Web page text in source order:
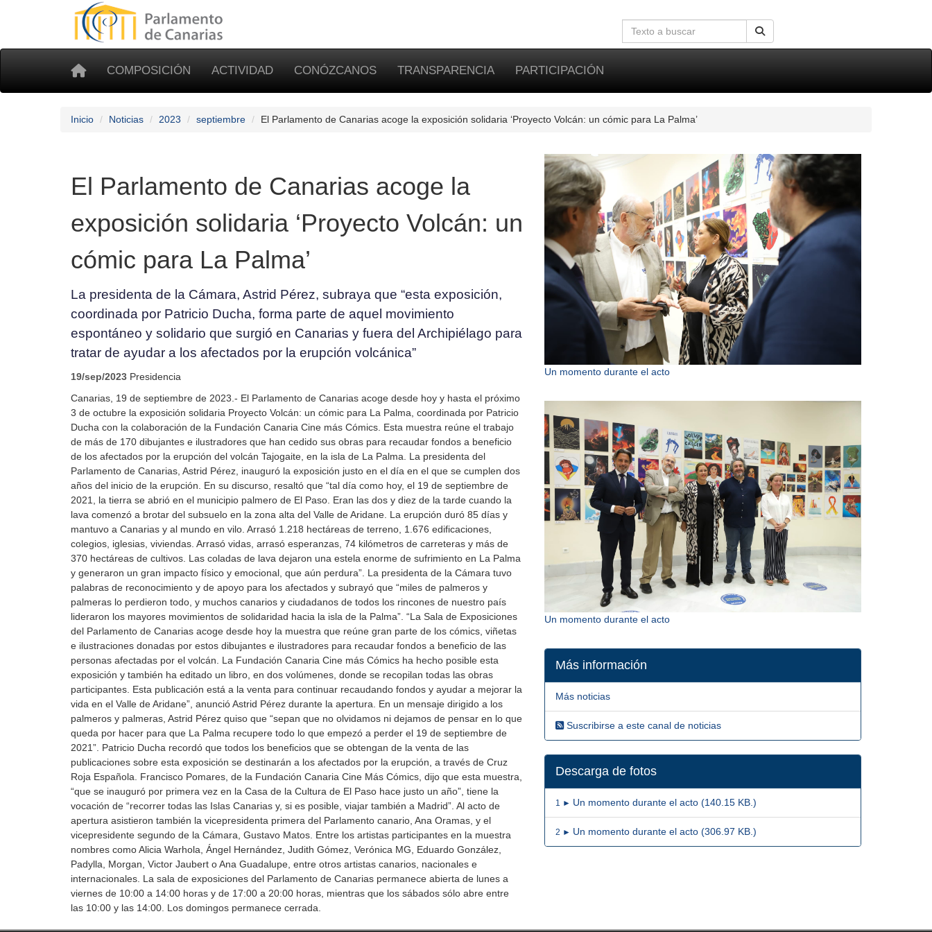
COMPOSICIÓN ACTIVIDAD CONÓZCANOS TRANSPARENCIA PARTICIPACIÓN
Inicio Noticias 2023 septiembre El Parlamento de Canarias acoge la exposición solidaria ‘Proyecto Volcán: un cómic para La Palma’
El Parlamento de Canarias acoge la
exposición solidaria ‘Proyecto Volcán: un
cómic para La Palma’
La presidenta de la Cámara, Astrid Pérez, subraya que “esta exposición,
coordinada por Patricio Ducha, forma parte de aquel movimiento
espontáneo y solidario que surgió en Canarias y fuera del Archipiélago para
tratar de ayudar a los afectados por la erupción volcánica”
19/sep/2023 Presidencia
Canarias, 19 de septiembre de 2023.- El Parlamento de Canarias acoge desde hoy y hasta el próximo
3 de octubre la exposición solidaria Proyecto Volcán: un cómic para La Palma, coordinada por Patricio
Ducha con la colaboración de la Fundación Canaria Cine más Cómics. Esta muestra reúne el trabajo
de más de 170 dibujantes e ilustradores que han cedido sus obras para recaudar fondos a beneficio
de los afectados por la erupción del volcán Tajogaite, en la isla de La Palma. La presidenta del
Parlamento de Canarias, Astrid Pérez, inauguró la exposición justo en el día en el que se cumplen dos
años del inicio de la erupción. En su discurso, resaltó que “tal día como hoy, el 19 de septiembre de
2021, la tierra se abrió en el municipio palmero de El Paso. Eran las dos y diez de la tarde cuando la
lava comenzó a brotar del subsuelo en la zona alta del Valle de Aridane. La erupción duró 85 días y
mantuvo a Canarias y al mundo en vilo. Arrasó 1.218 hectáreas de terreno, 1.676 edificaciones,
colegios, iglesias, viviendas. Arrasó vidas, arrasó esperanzas, 74 kilómetros de carreteras y más de
370 hectáreas de cultivos. Las coladas de lava dejaron una estela enorme de sufrimiento en La Palma
y generaron un gran impacto físico y emocional, que aún perdura”. La presidenta de la Cámara tuvo
palabras de reconocimiento y de apoyo para los afectados y subrayó que “miles de palmeros y
palmeras lo perdieron todo, y muchos canarios y ciudadanos de todos los rincones de nuestro país
lideraron los mayores movimientos de solidaridad hacia la isla de la Palma”. “La Sala de Exposiciones
del Parlamento de Canarias acoge desde hoy la muestra que reúne gran parte de los cómics, viñetas
e ilustraciones donadas por estos dibujantes e ilustradores para recaudar fondos a beneficio de las
personas afectadas por el volcán. La Fundación Canaria Cine más Cómics ha hecho posible esta
exposición y también ha editado un libro, en dos volúmenes, donde se recopilan todas las obras
participantes. Esta publicación está a la venta para continuar recaudando fondos y ayudar a mejorar la
vida en el Valle de Aridane”, anunció Astrid Pérez durante la apertura. En un mensaje dirigido a los
palmeros y palmeras, Astrid Pérez quiso que “sepan que no olvidamos ni dejamos de pensar en lo que
queda por hacer para que La Palma recupere todo lo que empezó a perder el 19 de septiembre de
2021”. Patricio Ducha recordó que todos los beneficios que se obtengan de la venta de las
publicaciones sobre esta exposición se destinarán a los afectados por la erupción, a través de Cruz
Roja Española. Francisco Pomares, de la Fundación Canaria Cine Más Cómics, dijo que esta muestra,
“que se inauguró por primera vez en la Casa de la Cultura de El Paso hace justo un año”, tiene la
vocación de “recorrer todas las Islas Canarias y, si es posible, viajar también a Madrid”. Al acto de
apertura asistieron también la vicepresidenta primera del Parlamento canario, Ana Oramas, y el
vicepresidente segundo de la Cámara, Gustavo Matos. Entre los artistas participantes en la muestra
nombres como Alicia Warhola, Ángel Hernández, Judith Gómez, Verónica MG, Eduardo González,
Padylla, Morgan, Victor Jaubert o Ana Guadalupe, entre otros artistas canarios, nacionales e
internacionales. La sala de exposiciones del Parlamento de Canarias permanece abierta de lunes a
viernes de 10:00 a 14:00 horas y de 17:00 a 20:00 horas, mientras que los sábados sólo abre entre
las 10:00 y las 14:00. Los domingos permanece cerrada.
Un momento durante el acto
Un momento durante el acto
Más información
Más noticias
Suscribirse a este canal de noticias
Descarga de fotos
1 ► Un momento durante el acto (140.15 KB.)
2 ► Un momento durante el acto (306.97 KB.)